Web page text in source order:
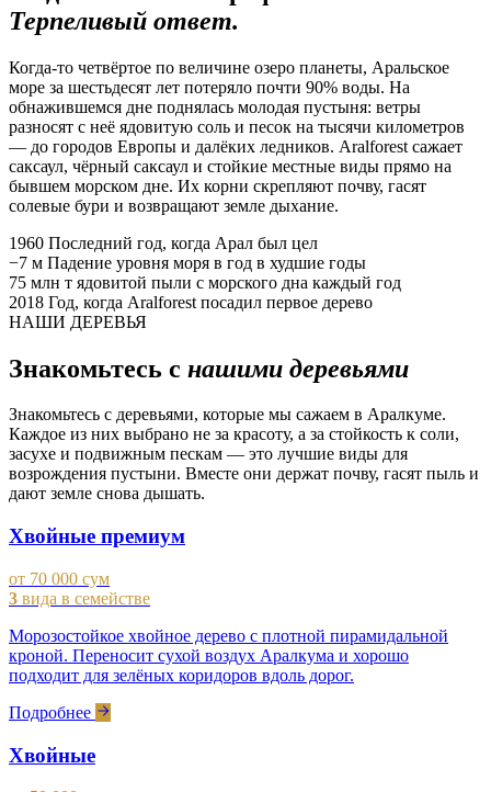
Терпеливый ответ.
Когда-то четвёртое по величине озеро планеты, Аральское
море за шестьдесят лет потеряло почти 90% воды. На
обнажившемся дне поднялась молодая пустыня: ветры
разносят с неё ядовитую соль и песок на тысячи километров
— до городов Европы и далёких ледников. Aralforest сажает
саксаул, чёрный саксаул и стойкие местные виды прямо на
бывшем морском дне. Их корни скрепляют почву, гасят
солевые бури и возвращают земле дыхание.
1960 Последний год, когда Арал был цел
−7 м Падение уровня моря в год в худшие годы
75 млн т ядовитой пыли с морского дна каждый год
2018 Год, когда Aralforest посадил первое дерево
НАШИ ДЕРЕВЬЯ
Знакомьтесь с нашими деревьями
Знакомьтесь с деревьями, которые мы сажаем в Аралкуме.
Каждое из них выбрано не за красоту, а за стойкость к соли,
засухе и подвижным пескам — это лучшие виды для
возрождения пустыни. Вместе они держат почву, гасят пыль и
дают земле снова дышать.
Хвойные премиум
от 70 000 сум
3 вида в семействе
Морозостойкое хвойное дерево с плотной пирамидальной
кроной. Переносит сухой воздух Аралкума и хорошо
подходит для зелёных коридоров вдоль дорог.
Подробнее
Хвойные